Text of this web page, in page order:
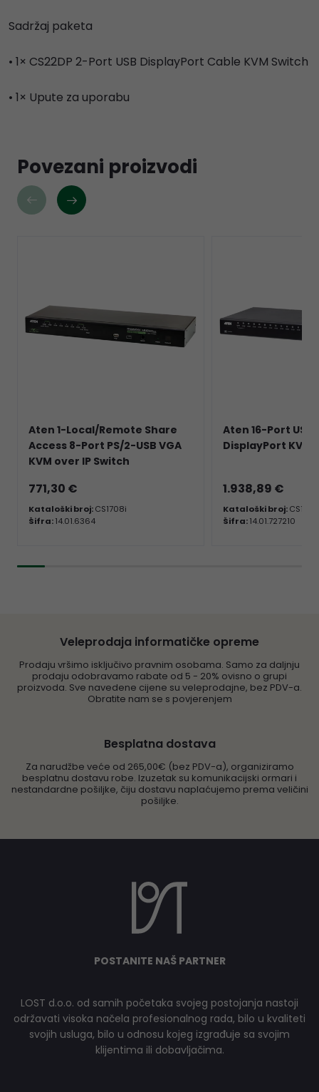
Sadržaj paketa
• 1× CS22DP 2-Port USB DisplayPort Cable KVM Switch
• 1× Upute za uporabu
Povezani proizvodi
Aten 1-Local/Remote Share
Access 8-Port PS/2-USB VGA
KVM over IP Switch
771,30 €
Kataloški broj:CS1708i
Šifra:14.01.6364
Aten 16-Port USB
DisplayPort KVM
1.938,89 €
Kataloški broj:
Šifra:14.01.727210
Veleprodaja informatičke opreme
Prodaju vršimo isključivo pravnim osobama. Samo za daljnju
prodaju odobravamo rabate od 5 - 20% ovisno o grupi
proizvoda. Sve navedene cijene su veleprodajne, bez PDV-a.
Obratite nam se s povjerenjem
Besplatna dostava
Za narudžbe veće od 265,00€ (bez PDV-a), organiziramo
besplatnu dostavu robe. Izuzetak su komunikacijski ormari i
nestandardne pošiljke, čiju dostavu naplaćujemo prema veličini
pošiljke.
POSTANITE NAŠ PARTNER
LOST d.o.o. od samih početaka svojeg postojanja nastoji
održavati visoka načela profesionalnog rada, bilo u kvaliteti
svojih usluga, bilo u odnosu kojeg izgrađuje sa svojim
klijentima ili dobavljačima.